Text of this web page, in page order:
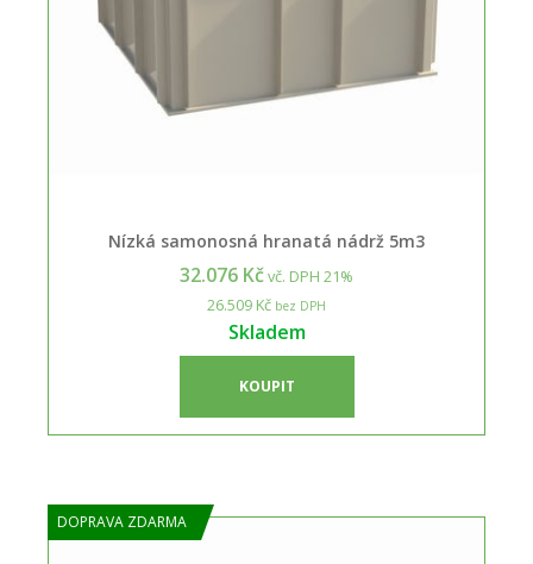
Nízká samonosná hranatá nádrž 5m3
32.076 Kčvč. DPH 21%
26.509 Kč bez DPH
Skladem
KOUPIT
DOPRAVA ZDARMA